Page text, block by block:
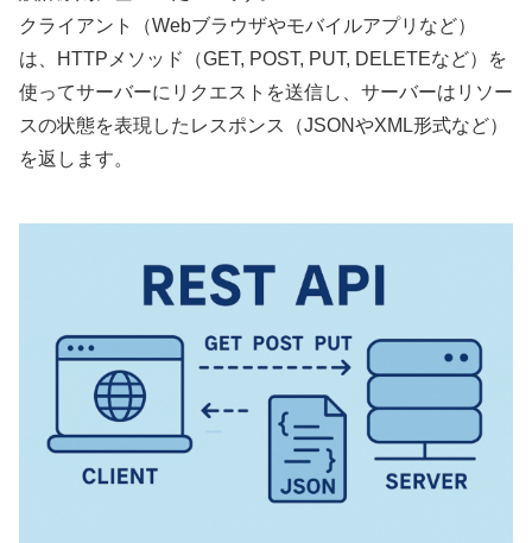
クライアント（Webブラウザやモバイルアプリなど）
は、HTTPメソッド（GET, POST, PUT, DELETEなど）を
使ってサーバーにリクエストを送信し、サーバーはリソー
スの状態を表現したレスポンス（JSONやXML形式など）
を返します。